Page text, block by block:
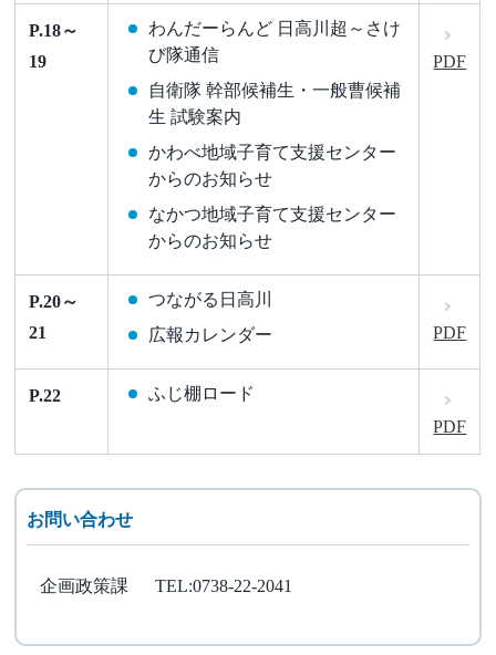
P.18～
19
わんだーらんど 日高川超～さけ
び隊通信
自衛隊 幹部候補生・一般曹候補
生 試験案内
かわべ地域子育て支援センター
からのお知らせ
なかつ地域子育て支援センター
からのお知らせ
PDF
P.20～
21
つながる日高川
広報カレンダー
PDF
P.22
ふじ棚ロード
PDF
お問い合わせ
企画政策課 TEL:0738-22-2041